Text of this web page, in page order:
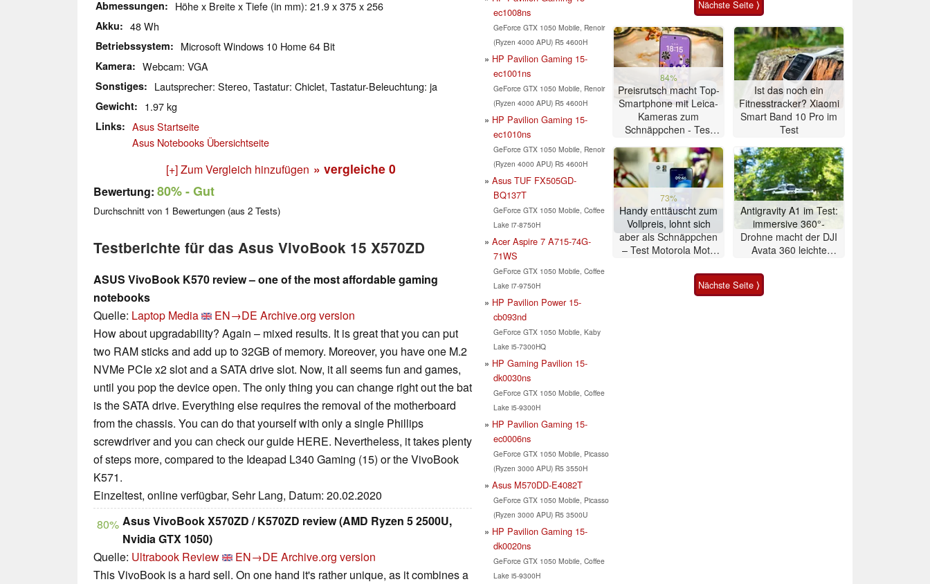
Abmessungen Höhe x Breite x Tiefe (in mm): 21.9 x 375 x 256
Akku 48 Wh
Betriebssystem Microsoft Windows 10 Home 64 Bit
Kamera Webcam: VGA
Sonstiges Lautsprecher: Stereo, Tastatur: Chiclet, Tastatur-Beleuchtung: ja
Gewicht 1.97 kg
Links
Asus Startseite
Asus Notebooks Übersichtseite
[+] Zum Vergleich hinzufügen » vergleiche 0
Bewertung: 80%- Gut
Durchschnitt von 1 Bewertungen (aus 2 Tests)
Testberichte für das Asus VivoBook 15 X570ZD
ASUS VivoBook K570 review – one of the most affordable gaming
notebooks
Quelle: Laptop Media EN→DE Archive.org version
How about upgradability? Again – mixed results. It is great that you can put
two RAM sticks and add up to 32GB of memory. Moreover, you have one M.2
NVMe PCIe x2 slot and a SATA drive slot. Now, it all seems fun and games,
until you pop the device open. The only thing you can change right out the bat
is the SATA drive. Everything else requires the removal of the motherboard
from the chassis. You can do that yourself with only a single Phillips
screwdriver and you can check our guide HERE. Nevertheless, it takes plenty
of steps more, compared to the Ideapad L340 Gaming (15) or the VivoBook
K571.
Einzeltest, online verfügbar, Sehr Lang, Datum: 20.02.2020
80% Asus VivoBook X570ZD / K570ZD review (AMD Ryzen 5 2500U,
Nvidia GTX 1050)
Quelle: Ultrabook Review EN→DE Archive.org version
This VivoBook is a hard sell. On one hand it's rather unique, as it combines a
ec1008ns
GeForce GTX 1050 Mobile, Renoir
(Ryzen 4000 APU) R5 4600H
HP Pavilion Gaming 15-
ec1001ns
GeForce GTX 1050 Mobile, Renoir
(Ryzen 4000 APU) R5 4600H
HP Pavilion Gaming 15-
ec1010ns
GeForce GTX 1050 Mobile, Renoir
(Ryzen 4000 APU) R5 4600H
Asus TUF FX505GD-
BQ137T
GeForce GTX 1050 Mobile, Coffee
Lake i7-8750H
Acer Aspire 7 A715-74G-
71WS
GeForce GTX 1050 Mobile, Coffee
Lake i7-9750H
HP Pavilion Power 15-
cb093nd
GeForce GTX 1050 Mobile, Kaby
Lake i5-7300HQ
HP Gaming Pavilion 15-
dk0030ns
GeForce GTX 1050 Mobile, Coffee
Lake i5-9300H
HP Pavilion Gaming 15-
ec0006ns
GeForce GTX 1050 Mobile, Picasso
(Ryzen 3000 APU) R5 3550H
Asus M570DD-E4082T
GeForce GTX 1050 Mobile, Picasso
(Ryzen 3000 APU) R5 3500U
HP Pavilion Gaming 15-
dk0020ns
GeForce GTX 1050 Mobile, Coffee
Lake i5-9300H
Nächste Seite ⟩
84%
Preisrutsch macht Top-
Smartphone mit Leica-
Kameras zum
Schnäppchen - Test
Ist das noch ein
Fitnesstracker? Xiaomi
Smart Band 10 Pro im
Test
73%
Handy enttäuscht zum
Vollpreis, lohnt sich
aber als Schnäppchen
– Test Motorola Moto
Antigravity A1 im Test:
immersive 360°-
Drohne macht der DJI
Avata 360 leichte
Nächste Seite ⟩